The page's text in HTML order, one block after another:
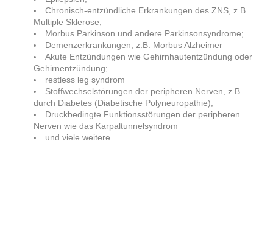
Chronisch-entzündliche Erkrankungen des ZNS, z.B.
Multiple Sklerose;
Morbus Parkinson und andere Parkinsonsyndrome;
Demenzerkrankungen, z.B. Morbus Alzheimer
Akute Entzündungen wie Gehirnhautentzündung oder
Gehirnentzündung;
restless leg syndrom
Stoffwechselstörungen der peripheren Nerven, z.B.
durch Diabetes (Diabetische Polyneuropathie);
Druckbedingte Funktionsstörungen der peripheren
Nerven wie das Karpaltunnelsyndrom
und viele weitere